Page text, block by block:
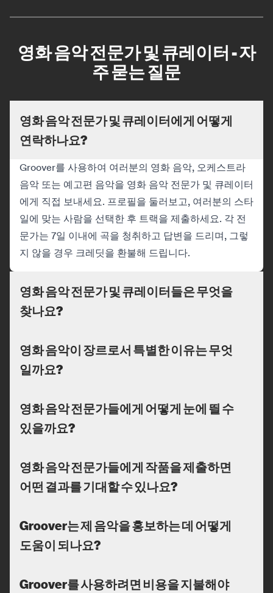
영화 음악 전문가 및 큐레이터 - 자
주 묻는 질문
영화 음악 전문가 및 큐레이터에게 어떻게
연락하나요?
Groover를 사용하여 여러분의 영화 음악, 오케스트라
음악 또는 예고편 음악을 영화 음악 전문가 및 큐레이터
에게 직접 보내세요. 프로필을 둘러보고, 여러분의 스타
일에 맞는 사람을 선택한 후 트랙을 제출하세요. 각 전
문가는 7일 이내에 곡을 청취하고 답변을 드리며, 그렇
지 않을 경우 크레딧을 환불해 드립니다.
영화 음악 전문가 및 큐레이터들은 무엇을
찾나요?
영화 음악이 장르로서 특별한 이유는 무엇
일까요?
영화 음악 전문가들에게 어떻게 눈에 띌 수
있을까요?
영화 음악 전문가들에게 작품을 제출하면
어떤 결과를 기대할 수 있나요?
Groover는 제 음악을 홍보하는 데 어떻게
도움이 되나요?
Groover를 사용하려면 비용을 지불해야